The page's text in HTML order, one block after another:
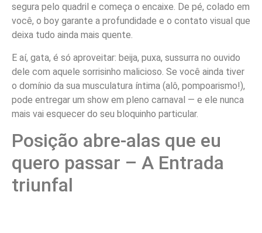
segura pelo quadril e começa o encaixe. De pé, colado em
você, o boy garante a profundidade e o contato visual que
deixa tudo ainda mais quente.
E aí, gata, é só aproveitar: beija, puxa, sussurra no ouvido
dele com aquele sorrisinho malicioso. Se você ainda tiver
o domínio da sua musculatura íntima (alô, pompoarismo!),
pode entregar um show em pleno carnaval — e ele nunca
mais vai esquecer do seu bloquinho particular.
Posição abre-alas que eu
quero passar – A Entrada
triunfal